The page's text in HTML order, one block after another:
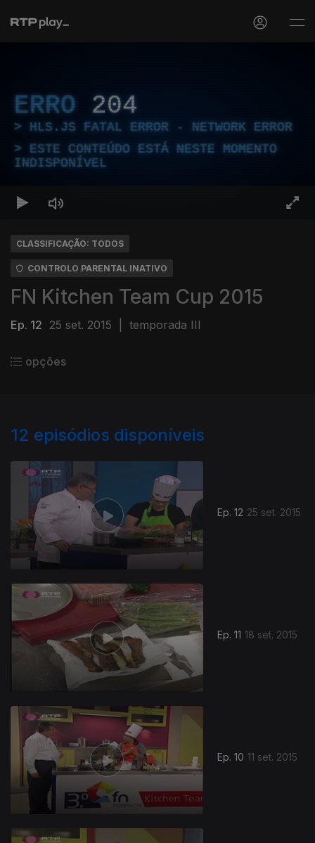
ERRO 204
HLS.JS FATAL ERROR - NETWORK ERROR
ESTE CONTEÚDO ESTÁ NESTE MOMENTO
INDISPONÍVEL
CLASSIFICAÇÃO: TODOS
CONTROLO PARENTAL INATIVO
FN Kitchen Team Cup 2015
Ep. 12 25 set. 2015 temporada III
opções
12 episódios disponíveis
Ep. 12 25 set. 2015
Ep. 11 18 set. 2015
Ep. 10 11 set. 2015